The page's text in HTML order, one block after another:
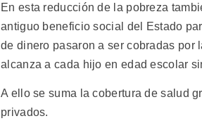
En esta reducción de la pobreza
antiguo beneficio social del Estado
de dinero pasaron a ser cobradas por
alcanza a cada hijo en edad escolar
A ello se suma la cobertura de salud
privados.